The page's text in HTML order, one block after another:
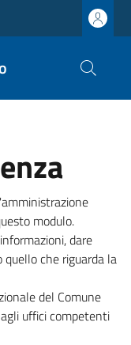
modulo.
dare
che riguarda la
del Comune
uffici competenti